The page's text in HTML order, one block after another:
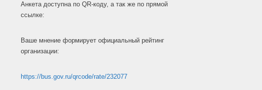
Анкета доступна по QR-коду, а так же по прямой
ссылке:
Ваше мнение формирует официальный рейтинг
организации:
https://bus.gov.ru/qrcode/rate/232077